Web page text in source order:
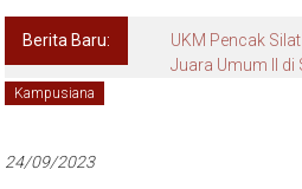
Berita Baru:
UKM Pencak
Juara Umum II di
Kampusiana
24/09/2023